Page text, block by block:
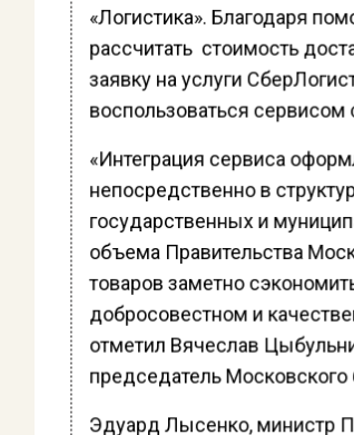
«Логистика». Благодаря
рассчитать стоимость
заявку на услуги
воспользоваться сервисом
«Интеграция сервиса
непосредственно в
государственных и
объема Правительства
товаров заметно
добросовестном и
отметил Вячеслав
председатель Московского
Эдуард Лысенко, министр